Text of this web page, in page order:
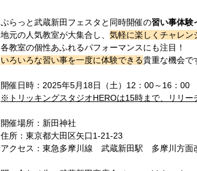
ぷらっと武蔵新田フェスタと同時開催の習い事体験
地元の人気教室が大集合し、 気軽に楽しくチャレン
各教室の個性あふれるパフォーマンスにも注目！
いろいろな習い事を一度に体験できる貴重な機会で
開催日時：2025年5月18日（土）12：00～16：00
※トリッキングスタジオHEROは15時まで、リリ
開催場所： 新田神社
住所：東京都大田区矢口1-21-23
アクセス：東急多摩川線 武蔵新田駅 多摩川方面